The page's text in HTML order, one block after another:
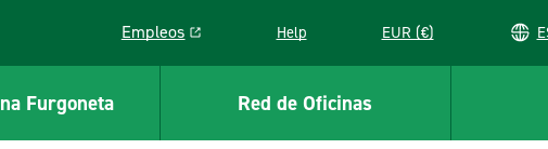
Empleos
Link opens in a new window
Help EUR (€)
Furgoneta Red de Oficinas